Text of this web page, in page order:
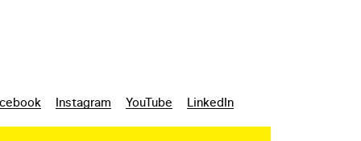
Instagram YouTube LinkedIn